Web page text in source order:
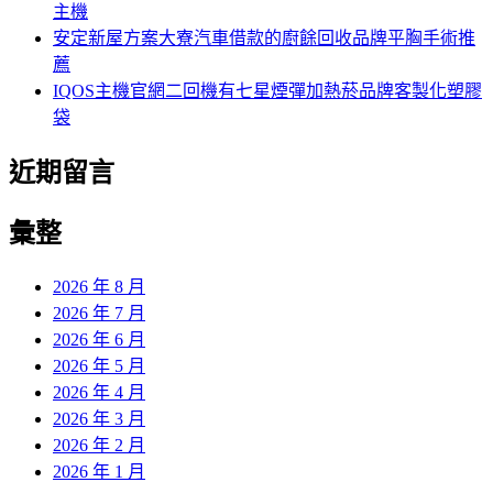
主機
安定新屋方案大寮汽車借款的廚餘回收品牌平胸手術推
薦
IQOS主機官網二回機有七星煙彈加熱菸品牌客製化塑膠
袋
近期留言
彙整
2026 年 8 月
2026 年 7 月
2026 年 6 月
2026 年 5 月
2026 年 4 月
2026 年 3 月
2026 年 2 月
2026 年 1 月